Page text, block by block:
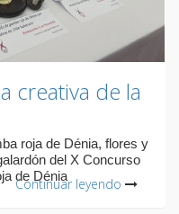
creativa de la
roja de Dénia, flores y
del X Concurso
de Dénia
Continuar leyendo